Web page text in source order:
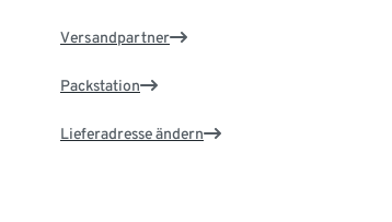
Versandpartner
Packstation
Lieferadresse ändern